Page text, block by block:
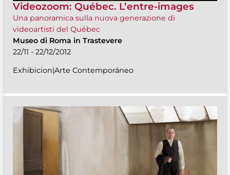
Videozoom: Québec. L’entre-images
Una panoramica sulla nuova generazione di
videoartisti del Québec
Museo di Roma in Trastevere
22/11 - 22/12/2012
Exhibicion|Arte Contemporáneo